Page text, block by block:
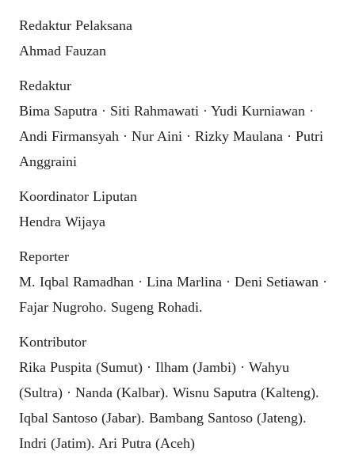
Redaktur Pelaksana
Ahmad Fauzan
Redaktur
Bima Saputra · Siti Rahmawati · Yudi Kurniawan ·
Andi Firmansyah · Nur Aini · Rizky Maulana · Putri
Anggraini
Koordinator Liputan
Hendra Wijaya
Reporter
M. Iqbal Ramadhan · Lina Marlina · Deni Setiawan ·
Fajar Nugroho. Sugeng Rohadi.
Kontributor
Rika Puspita (Sumut) · Ilham (Jambi) · Wahyu
(Sultra) · Nanda (Kalbar). Wisnu Saputra (Kalteng).
Iqbal Santoso (Jabar). Bambang Santoso (Jateng).
Indri (Jatim). Ari Putra (Aceh)